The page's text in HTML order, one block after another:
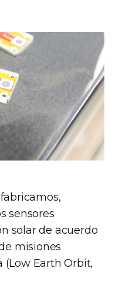
sensores
solar de acuerdo
misiones
(Low Earth Orbit,